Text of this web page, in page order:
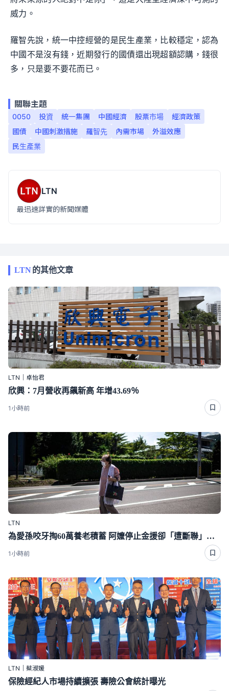
威力。
羅智先說，統一中控經營的是民生產業，比較穩定，認為
中國不是沒有錢，近期發行的國債還出現超額認購，錢很
多，只是要不要花而已。
關聯主題
0050 投資 統一集團 中國經濟 股票市場
經濟政策
國債
中國刺激措施 羅智先 內需市場
外溢效應
民生產業
LTN
最迅速詳實的新聞媒體
LTN的其他文章
LTN｜卓怡君
欣興：7月營收再飆新高 年增43.69％
1小時前
LTN
為愛孫咬牙掏60萬養老積蓄 阿嬤停止金援卻「遭斷聯」下場好心酸
1小時前
LTN｜蔡淑媛
保險經紀人市場持續擴張 壽險公會統計曝光